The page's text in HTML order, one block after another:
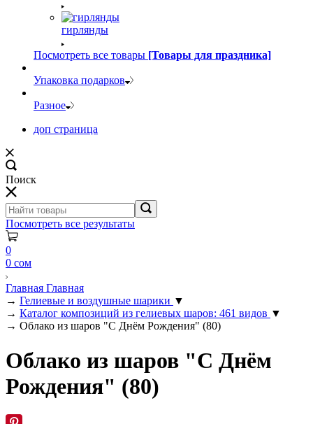
гирлянды
Посмотреть все товары [Товары для праздника]
Упаковка подарков
Разное
доп страница
Поиск
Посмотреть все результаты
0
0 сом
Главная Главная
→ Гелиевые и воздушные шарики ▼
→ Каталог композиций из гелиевых шаров: 461 видов ▼
→ Облако из шаров "С Днём Рождения" (80)
Облако из шаров "С Днём
Рождения" (80)